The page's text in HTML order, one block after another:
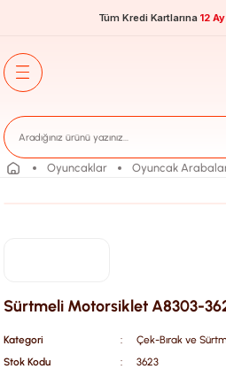
Tüm Kredi Kartlarına 12
Oyuncaklar Oyuncak
Sürtmeli Motorsiklet A8303-
Kategori
Çek-Bırak ve
Stok Kodu
3623